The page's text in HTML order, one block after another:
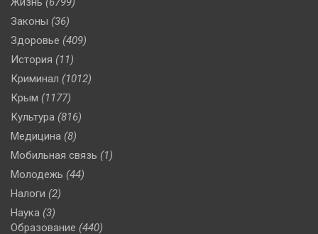
Законы (36)
Здоровье (409)
История (11)
Криминал (1012)
Крым (1177)
Культура (816)
Медицина (8)
Мобильная связь (1)
Молодежь (44)
Налоги (2)
Наука (3)
Образование (440)